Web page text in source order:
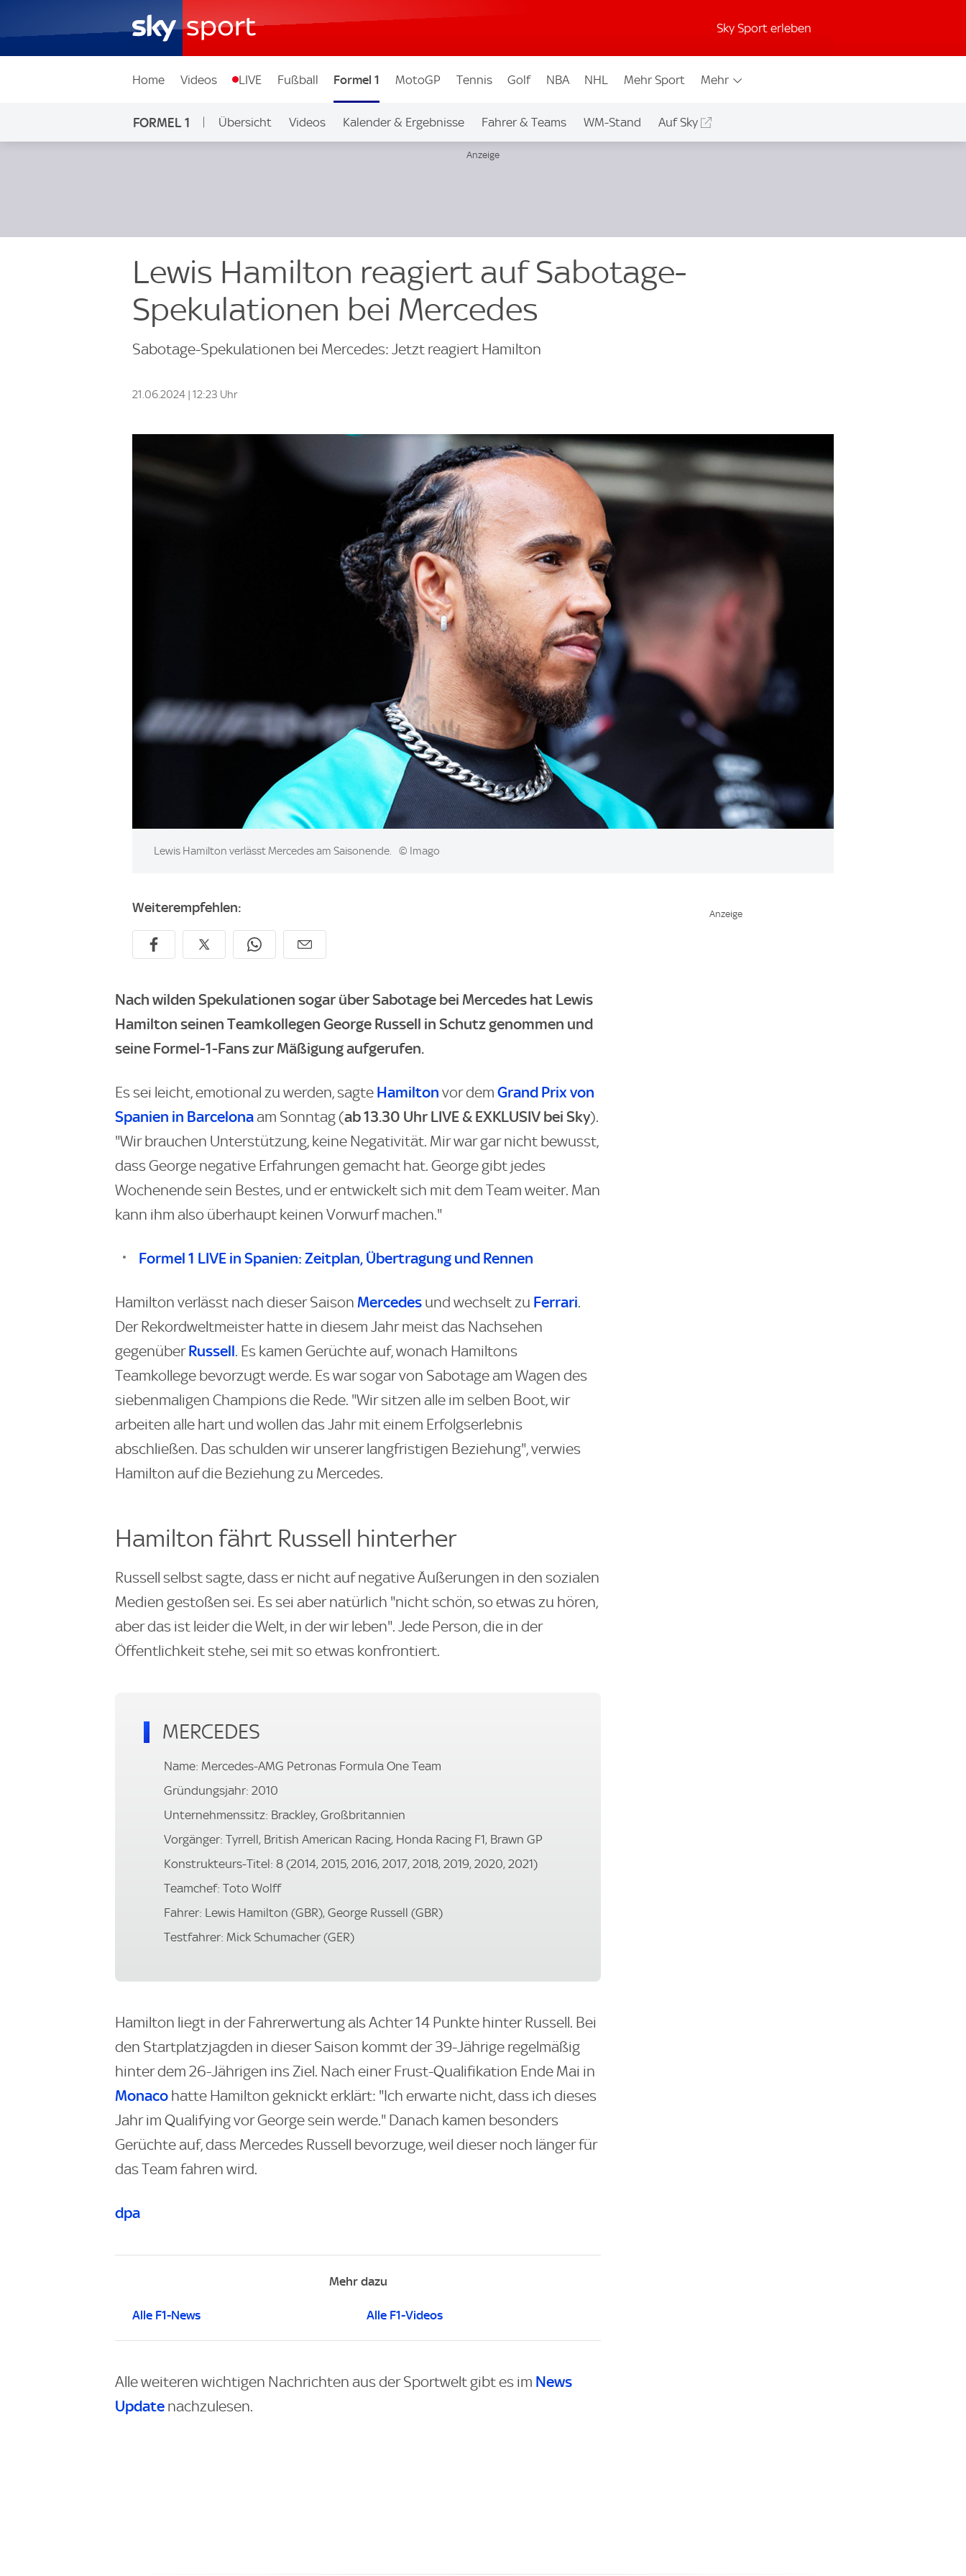
Sky Sport erleben
Home Videos LIVE Fußball Formel 1 MotoGP Tennis Golf NBA NHL Mehr Sport Mehr
FORMEL 1 Übersicht Videos Kalender & Ergebnisse Fahrer & Teams WM-Stand Auf Sky
Lewis Hamilton reagiert auf Sabotage-
Spekulationen bei Mercedes
Sabotage-Spekulationen bei Mercedes: Jetzt reagiert Hamilton
21.06.2024 | 12:23 Uhr
Image:
Lewis Hamilton verlässt Mercedes am Saisonende. © Imago
Weiterempfehlen:
Nach wilden Spekulationen sogar über Sabotage bei Mercedes hat Lewis
Hamilton seinen Teamkollegen George Russell in Schutz genommen und
seine Formel-1-Fans zur Mäßigung aufgerufen.
Es sei leicht, emotional zu werden, sagte Hamilton vor dem Grand Prix von
Spanien in Barcelonaam Sonntag (ab 13.30 Uhr LIVE & EXKLUSIV bei Sky).
"Wir brauchen Unterstützung, keine Negativität. Mir war gar nicht bewusst,
dass George negative Erfahrungen gemacht hat. George gibt jedes
Wochenende sein Bestes, und er entwickelt sich mit dem Team weiter. Man
kann ihm also überhaupt keinen Vorwurf machen."
Formel 1 LIVE in Spanien: Zeitplan, Übertragung und Rennen
Hamilton verlässt nach dieser Saison Mercedes und wechselt zu Ferrari.
Der Rekordweltmeister hatte in diesem Jahr meist das Nachsehen
gegenüberRussell. Es kamen Gerüchte auf, wonach Hamiltons
Teamkollege bevorzugt werde. Es war sogar von Sabotage am Wagen des
siebenmaligen Champions die Rede. "Wir sitzen alle im selben Boot, wir
arbeiten alle hart und wollen das Jahr mit einem Erfolgserlebnis
abschließen. Das schulden wir unserer langfristigen Beziehung", verwies
Hamilton auf die Beziehung zu Mercedes.
Hamilton fährt Russell hinterher
Russell selbst sagte, dass er nicht auf negative Äußerungen in den sozialen
Medien gestoßen sei. Es sei aber natürlich "nicht schön, so etwas zu hören,
aber das ist leider die Welt, in der wir leben". Jede Person, die in der
Öffentlichkeit stehe, sei mit so etwas konfrontiert.
MERCEDES
Name: Mercedes-AMG Petronas Formula One Team
Gründungsjahr: 2010
Unternehmenssitz: Brackley, Großbritannien
Vorgänger: Tyrrell, British American Racing, Honda Racing F1, Brawn GP
Konstrukteurs-Titel: 8 (2014, 2015, 2016, 2017, 2018, 2019, 2020, 2021)
Teamchef: Toto Wolff
Fahrer: Lewis Hamilton (GBR), George Russell (GBR)
Testfahrer: Mick Schumacher (GER)
Hamilton liegt in der Fahrerwertung als Achter 14 Punkte hinter Russell. Bei
den Startplatzjagden in dieser Saison kommt der 39-Jährige regelmäßig
hinter dem 26-Jährigen ins Ziel. Nach einer Frust-Qualifikation Ende Mai in
Monaco hatte Hamilton geknickt erklärt: "Ich erwarte nicht, dass ich dieses
Jahr im Qualifying vor George sein werde." Danach kamen besonders
Gerüchte auf, dass Mercedes Russell bevorzuge, weil dieser noch länger für
das Team fahren wird.
dpa
Mehr dazu
Alle F1-News Alle F1-Videos
Alle weiteren wichtigen Nachrichten aus der Sportwelt gibt es im News
Update nachzulesen.